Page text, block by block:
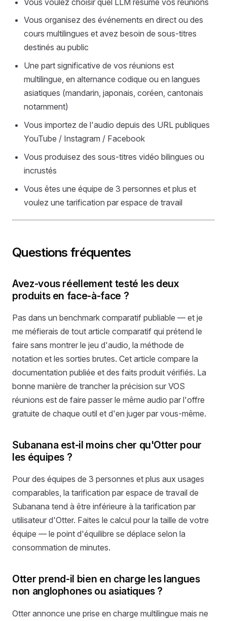
Vous organisez des événements en direct ou des
cours multilingues et avez besoin de sous-titres
destinés au public
Une part significative de vos réunions est
multilingue, en alternance codique ou en langues
asiatiques (mandarin, japonais, coréen, cantonais
notamment)
Vous importez de l'audio depuis des URL publiques
YouTube / Instagram / Facebook
Vous produisez des sous-titres vidéo bilingues ou
incrustés
Vous êtes une équipe de 3 personnes et plus et
voulez une tarification par espace de travail
Questions fréquentes
Avez-vous réellement testé les deux
produits en face-à-face ?
Pas dans un benchmark comparatif publiable — et je
me méfierais de tout article comparatif qui prétend le
faire sans montrer le jeu d'audio, la méthode de
notation et les sorties brutes. Cet article compare la
documentation publiée et des faits produit vérifiés. La
bonne manière de trancher la précision sur VOS
réunions est de faire passer le même audio par l'offre
gratuite de chaque outil et d'en juger par vous-même.
Subanana est-il moins cher qu'Otter pour
les équipes ?
Pour des équipes de 3 personnes et plus aux usages
comparables, la tarification par espace de travail de
Subanana tend à être inférieure à la tarification par
utilisateur d'Otter. Faites le calcul pour la taille de votre
équipe — le point d'équilibre se déplace selon la
consommation de minutes.
Otter prend-il bien en charge les langues
non anglophones ou asiatiques ?
Otter annonce une prise en charge multilingue mais ne